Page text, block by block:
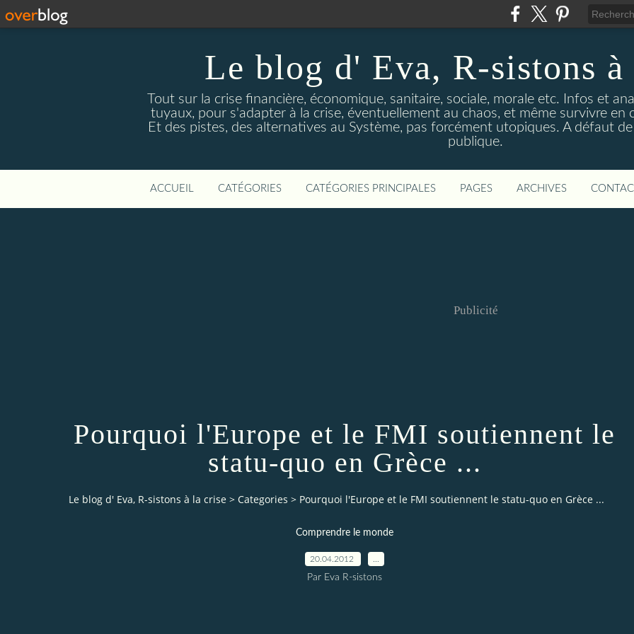
Le blog d' Eva, R-sistons à
Tout sur la crise financière, économique, sanitaire, sociale, morale etc. Infos et
tuyaux, pour s'adapter à la crise, éventuellement au chaos, et même survivre en
Et des pistes, des alternatives au Système, pas forcément utopiques. A défaut
publique.
ACCUEIL CATÉGORIES CATÉGORIES PRINCIPALES PAGES ARCHIVES
Publicité
Pourquoi l'Europe et le FMI soutiennent le
statu-quo en Grèce ...
Le blog d' Eva, R-sistons à la crise > Categories > Pourquoi l'Europe et le FMI soutiennent le statu-quo en Grèce ...
Comprendre le monde
20.04.2012
Par Eva R-sistons